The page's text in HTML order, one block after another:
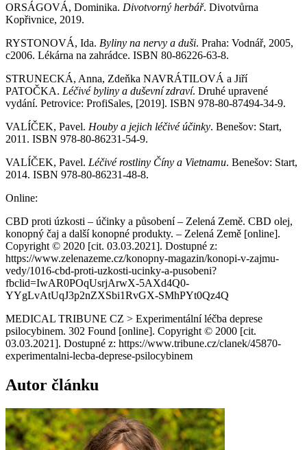
ORSÁGOVÁ, Dominika. Divotvorný herbář. Divotvůrna
Kopřivnice, 2019.
RYSTONOVÁ, Ida. Byliny na nervy a duši. Praha: Vodnář, 2005,
c2006. Lékárna na zahrádce. ISBN 80-86226-63-8.
STRUNECKÁ, Anna, Zdeňka NAVRÁTILOVÁ a Jiří
PATOČKA. Léčivé byliny a duševní zdraví. Druhé upravené
vydání. Petrovice: ProfiSales, [2019]. ISBN 978-80-87494-34-9.
VALÍČEK, Pavel. Houby a jejich léčivé účinky. Benešov: Start,
2011. ISBN 978-80-86231-54-9.
VALÍČEK, Pavel. Léčivé rostliny Číny a Vietnamu. Benešov: Start,
2014. ISBN 978-80-86231-48-8.
Online:
CBD proti úzkosti – účinky a působení – Zelená Země. CBD olej,
konopný čaj a další konopné produkty. – Zelená Země [online].
Copyright © 2020 [cit. 03.03.2021]. Dostupné z:
https://www.zelenazeme.cz/konopny-magazin/konopi-v-zajmu-
vedy/1016-cbd-proti-uzkosti-ucinky-a-pusobeni?
fbclid=IwAR0POqUsrjArwX-5AXd4Q0-
YYgLvAtUqJ3p2nZXSbi1RvGX-SMhPYt0Qz4Q
MEDICAL TRIBUNE CZ > Experimentální léčba deprese
psilocybinem. 302 Found [online]. Copyright © 2000 [cit.
03.03.2021]. Dostupné z: https://www.tribune.cz/clanek/45870-
experimentalni-lecba-deprese-psilocybinem
Autor článku